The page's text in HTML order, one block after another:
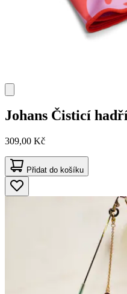
Johans Čisticí
309,00 Kč
Přidat do košíku